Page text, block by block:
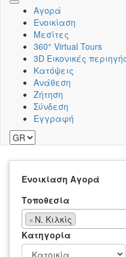
Toggle
navigation
Αγορά
Ενοικίαση
Μεσίτες
360° Virtual Tours
3D Εικονικές
Κατόψεις
Ανάθεση
Ζήτηση
Σύνδεση
Εγγραφή
Ενοικίαση Αγορά
Τοποθεσία
× Ν. Κιλκίς
Κατηγορία